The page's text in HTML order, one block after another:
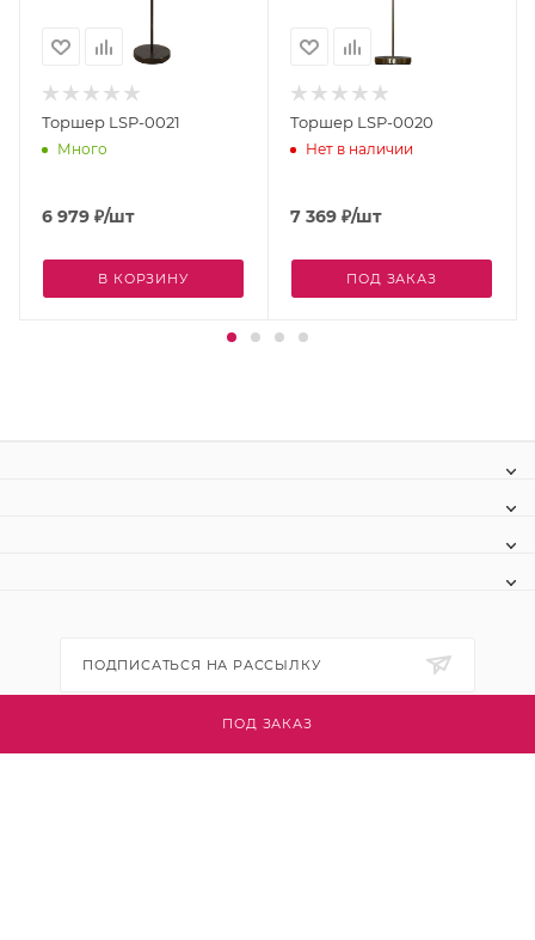
ПОД ЗАКАЗ
Торшер LSP-0021
Много
6 979 ₽/шт
В КОРЗИНУ
Торшер LSP-0020
Нет в наличии
7 369 ₽/шт
ПОД ЗАКАЗ
ПОДПИСАТЬСЯ НА РАССЫЛКУ
+7 (495) 445-03-32